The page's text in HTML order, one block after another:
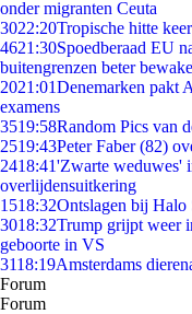
onder migranten Ceuta
3022:20Tropische hitte
4621:30Spoedberaad EU
buitengrenzen beter
2021:01Denemarken pakt
examens
3519:58Random Pics van
2519:43Peter Faber (82)
2418:41'Zwarte weduwes'
overlijdensuitkering
1518:32Ontslagen bij Halo
3018:32Trump grijpt weer
geboorte in VS
3118:19Amsterdams
Forum
Forum